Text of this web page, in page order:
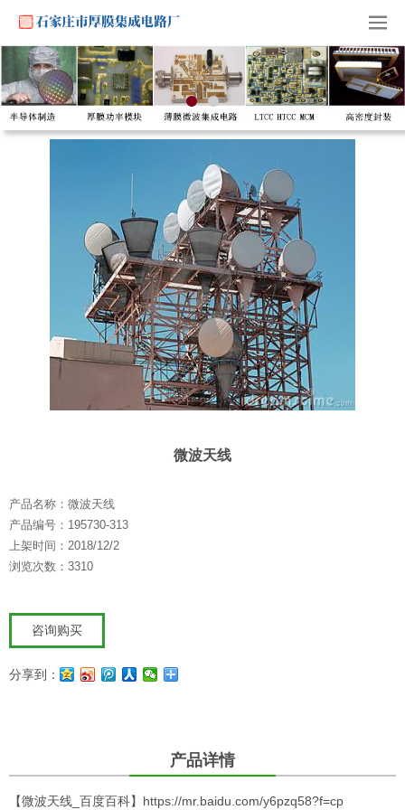
微波天线
产品名称：微波天线
产品编号：195730-313
上架时间：2018/12/2
浏览次数：3310
咨询购买
分享到：
产品详情
【微波天线_百度百科】 https://mr.baidu.com/y6pzq58?f=cp